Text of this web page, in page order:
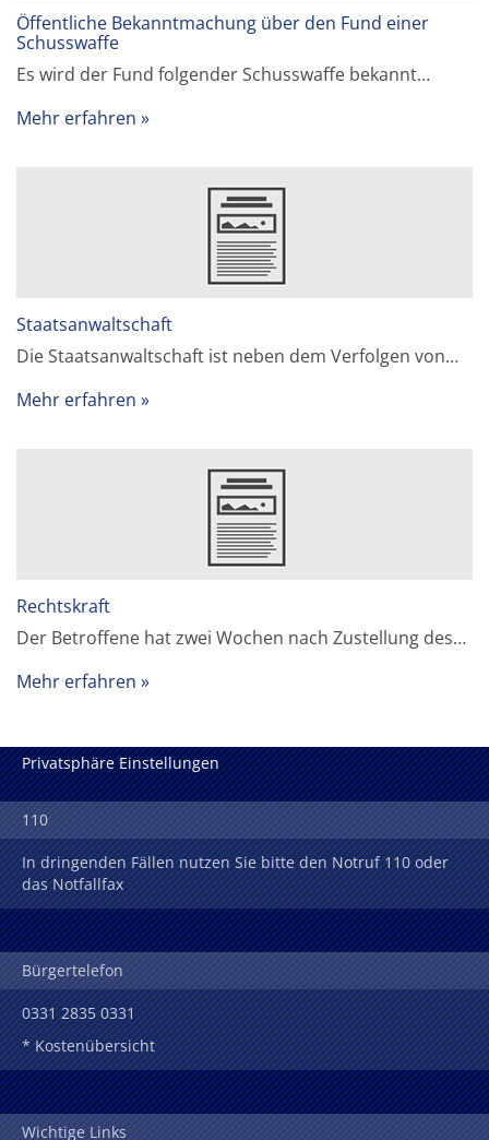
Öffentliche Bekanntmachung über den Fund einer
Schusswaffe
Es wird der Fund folgender Schusswaffe bekannt…
Mehr erfahren
Staatsanwaltschaft
Die Staatsanwaltschaft ist neben dem Verfolgen von…
Mehr erfahren
Rechtskraft
Der Betroffene hat zwei Wochen nach Zustellung des…
Mehr erfahren
Privatsphäre Einstellungen
110
In dringenden Fällen nutzen Sie bitte den Notruf 110 oder
das Notfallfax
Bürgertelefon
0331 2835 0331
* Kostenübersicht
Wichtige Links